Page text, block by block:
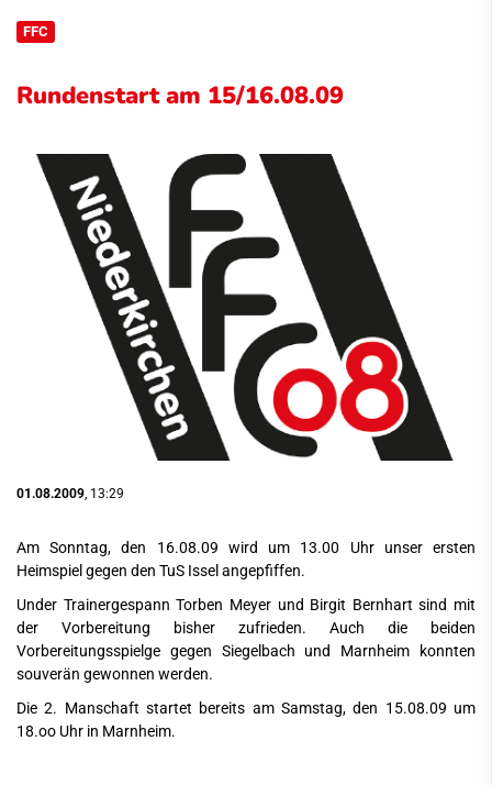
FFC
Rundenstart am 15/16.08.09
01.08.2009 , 13:29
Am Sonntag, den 16.08.09 wird um 13.00 Uhr unser ersten
Heimspiel gegen den TuS Issel angepfiffen.
Under Trainergespann Torben Meyer und Birgit Bernhart sind mit
der Vorbereitung bisher zufrieden. Auch die beiden
Vorbereitungsspielge gegen Siegelbach und Marnheim konnten
souverän gewonnen werden.
Die 2. Manschaft startet bereits am Samstag, den 15.08.09 um
18.oo Uhr in Marnheim.